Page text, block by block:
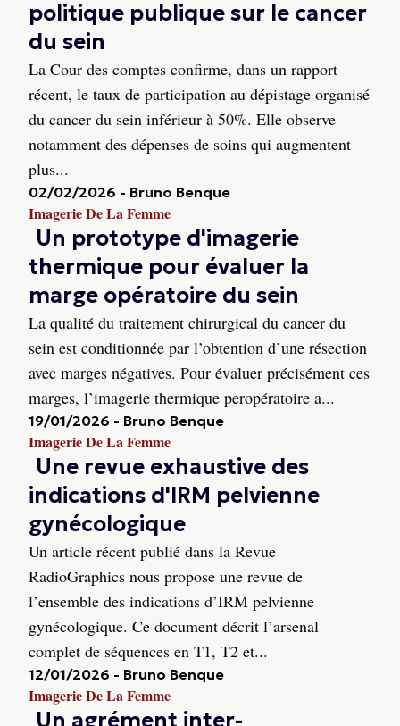
politique publique sur le cancer
du sein
La Cour des comptes confirme, dans un rapport
récent, le taux de participation au dépistage organisé
du cancer du sein inférieur à 50%. Elle observe
notamment des dépenses de soins qui augmentent
plus...
02/02/2026 - Bruno Benque
Imagerie De La Femme
Un prototype d'imagerie
thermique pour évaluer la
marge opératoire du sein
La qualité du traitement chirurgical du cancer du
sein est conditionnée par l’obtention d’une résection
avec marges négatives. Pour évaluer précisément ces
marges, l’imagerie thermique peropératoire a...
19/01/2026 - Bruno Benque
Imagerie De La Femme
Une revue exhaustive des
indications d'IRM pelvienne
gynécologique
Un article récent publié dans la Revue
RadioGraphics nous propose une revue de
l’ensemble des indications d’IRM pelvienne
gynécologique. Ce document décrit l’arsenal
complet de séquences en T1, T2 et...
12/01/2026 - Bruno Benque
Imagerie De La Femme
Un agrément inter-